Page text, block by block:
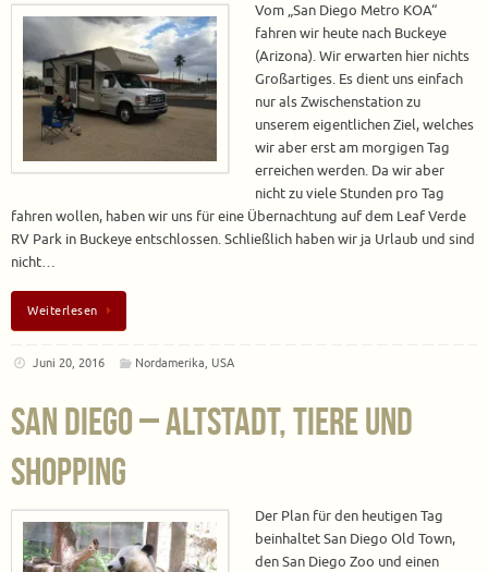
Vom „San Diego Metro KOA“
fahren wir heute nach Buckeye
(Arizona). Wir erwarten hier nichts
Großartiges. Es dient uns einfach
nur als Zwischenstation zu
unserem eigentlichen Ziel, welches
wir aber erst am morgigen Tag
erreichen werden. Da wir aber
nicht zu viele Stunden pro Tag
fahren wollen, haben wir uns für eine Übernachtung auf dem Leaf Verde
RV Park in Buckeye entschlossen. Schließlich haben wir ja Urlaub und sind
nicht…
Weiterlesen
Juni 20, 2016 Nordamerika USA
San Diego – Altstadt, Tiere und
Shopping
Der Plan für den heutigen Tag
beinhaltet San Diego Old Town,
den San Diego Zoo und einen